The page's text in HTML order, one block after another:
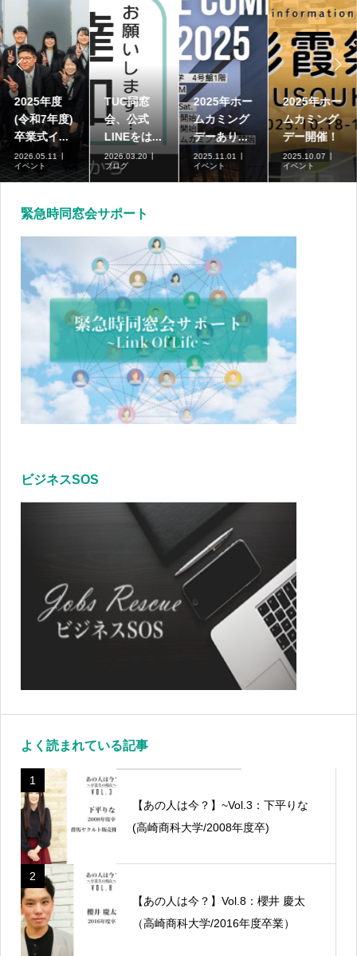

2025年度
(令和7年度)
卒業式イ...
2026.05.11
イベント
TUC同窓
会、公式
LINEをは...
2026.03.20
ブログ
2025年ホー
ムカミング
デーあり...
2025.11.01
イベント
2025年ホー
ムカミング
デー開催！
2025.10.07
イベント

緊急時同窓会サポート
ビジネスSOS
よく読まれている記事
1
【あの人は今？】~Vol.3：下平りな
(高崎商科大学/2008年度卒)
2
【あの人は今？】Vol.8：櫻井 慶太
（高崎商科大学/2016年度卒業）